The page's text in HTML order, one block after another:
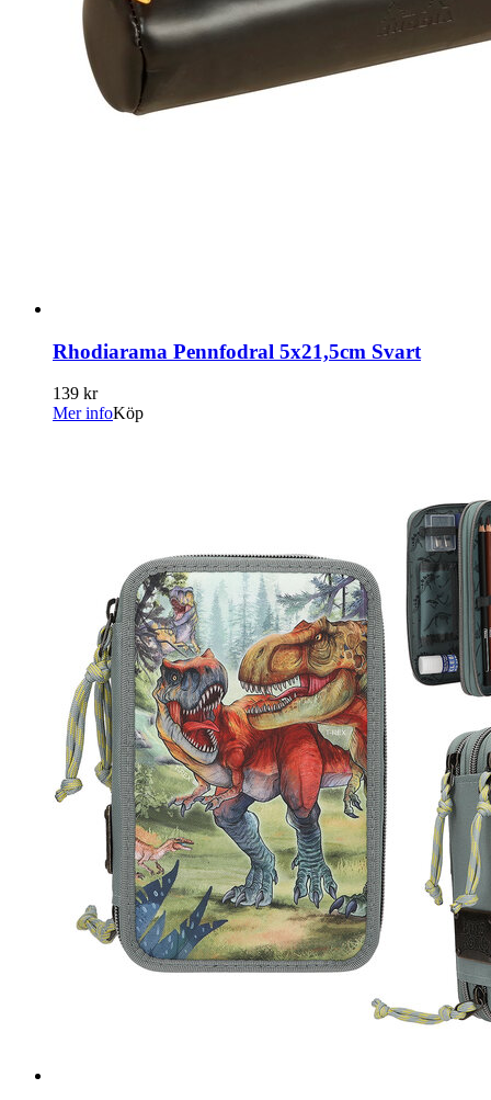
Rhodiarama Pennfodral 5x21,5cm Svart
139 kr
Mer infoKöp